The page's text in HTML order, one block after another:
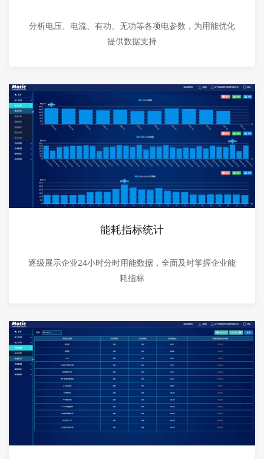
分析电压、电流、有功、无功等各项电参数，为用能优化
提供数据支持
能耗指标统计
逐级展示企业24小时分时用能数据，全面及时掌握企业能
耗指标